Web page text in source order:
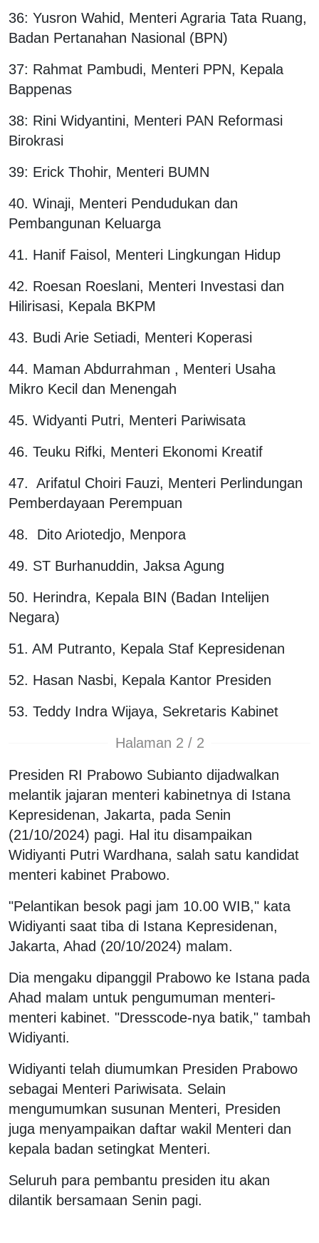
36: Yusron Wahid, Menteri Agraria Tata Ruang,
Badan Pertanahan Nasional (BPN)
37: Rahmat Pambudi, Menteri PPN, Kepala
Bappenas
38: Rini Widyantini, Menteri PAN Reformasi
Birokrasi
39: Erick Thohir, Menteri BUMN
40. Winaji, Menteri Pendudukan dan
Pembangunan Keluarga
41. Hanif Faisol, Menteri Lingkungan Hidup
42. Roesan Roeslani, Menteri Investasi dan
Hilirisasi, Kepala BKPM
43. Budi Arie Setiadi, Menteri Koperasi
44. Maman Abdurrahman , Menteri Usaha
Mikro Kecil dan Menengah
45. Widyanti Putri, Menteri Pariwisata
46. Teuku Rifki, Menteri Ekonomi Kreatif
47. Arifatul Choiri Fauzi, Menteri Perlindungan
Pemberdayaan Perempuan
48. Dito Ariotedjo, Menpora
49. ST Burhanuddin, Jaksa Agung
50. Herindra, Kepala BIN (Badan Intelijen
Negara)
51. AM Putranto, Kepala Staf Kepresidenan
52. Hasan Nasbi, Kepala Kantor Presiden
53. Teddy Indra Wijaya, Sekretaris Kabinet
Halaman 2 / 2
Presiden RI Prabowo Subianto dijadwalkan
melantik jajaran menteri kabinetnya di Istana
Kepresidenan, Jakarta, pada Senin
(21/10/2024) pagi. Hal itu disampaikan
Widiyanti Putri Wardhana, salah satu kandidat
menteri kabinet Prabowo.
"Pelantikan besok pagi jam 10.00 WIB," kata
Widiyanti saat tiba di Istana Kepresidenan,
Jakarta, Ahad (20/10/2024) malam.
Dia mengaku dipanggil Prabowo ke Istana pada
Ahad malam untuk pengumuman menteri-
menteri kabinet. "Dresscode-nya batik," tambah
Widiyanti.
Widiyanti telah diumumkan Presiden Prabowo
sebagai Menteri Pariwisata. Selain
mengumumkan susunan Menteri, Presiden
juga menyampaikan daftar wakil Menteri dan
kepala badan setingkat Menteri.
Seluruh para pembantu presiden itu akan
dilantik bersamaan Senin pagi.